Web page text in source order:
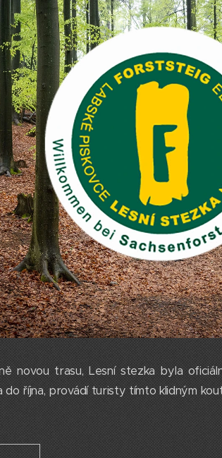
novou trasu, Lesní stezka byla
do října, provádí turisty tímto klidným